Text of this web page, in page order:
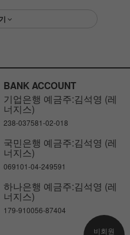
BANK ACCOUNT
기업은행 예금주:김석영 (레
너지스)
238-037581-02-018
국민은행 예금주:김석영 (레
너지스)
069101-04-249591
하나은행 예금주:김석영 (레
너지스)
179-910056-87404
비회원